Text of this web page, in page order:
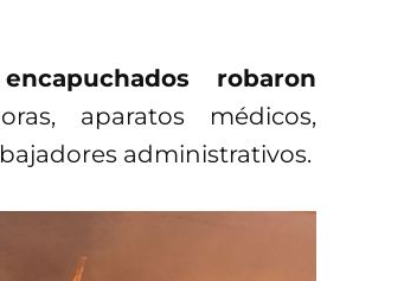
robaron
aparatos médicos,
administrativos.